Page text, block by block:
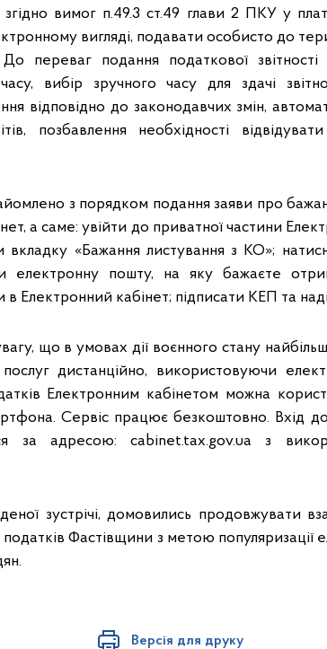
вимог п.49.3 ст.49 глави 2 ПКУ у
вигляді, подавати особисто до
переваг подання податкової звітності
вибір зручного часу для здачі
відповідно до законодавчих змін,
позбавлення необхідності
з порядком подання заяви про
а саме: увійти до приватної частини
вкладку «Бажання листування з КО»;
електронну пошту, на яку бажаєте
Електронний кабінет; підписати КЕП та
що в умовах дії воєнного стану
дистанційно, використовуючи
Електронним кабінетом можна
Сервіс працює безкоштовно. Вхід
за адресою: cabinet.tax.gov.ua з
зустрічі, домовились продовжувати
Фастівщини з метою популяризації
Версія для друку